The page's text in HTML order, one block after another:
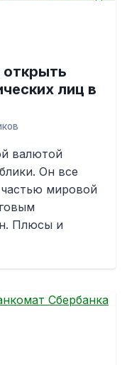
открыть
лиц в
валютой
Он все
мировой
Плюсы и